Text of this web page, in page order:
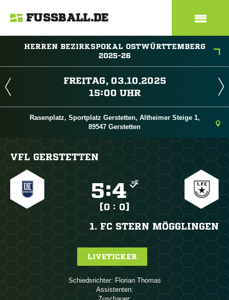
FUSSBALL.DE
HERREN BEZIRKSPOKAL OSTWÜRTTEMBERG
2025-26
 
 
Rasenplatz, Sportplatz Gerstetten, Altheimer Steige 1,
89547 Gerstetten
VFL GERSTETTEN
: nE
[0 : 0]
1. FC STERN MÖGGLINGEN
LIVETICKER
Schiedsrichter:  
Assistenten: